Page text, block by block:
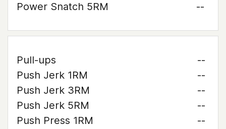
Power Snatch 5RM
--
Pull-ups
--
Push Jerk 1RM
--
Push Jerk 3RM
--
Push Jerk 5RM
--
Push Press 1RM
--